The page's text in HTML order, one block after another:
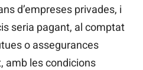
d’empreses privades, i
seria pagant, al comptat
o assegurances
amb les condicions